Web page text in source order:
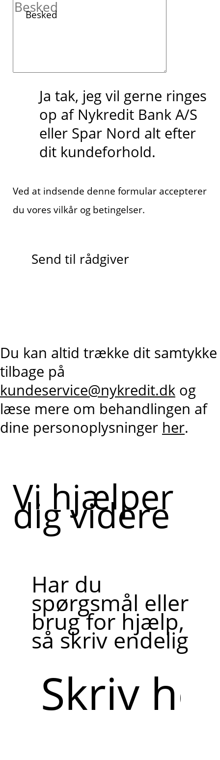
Besked
Ja tak, jeg vil gerne ringes
op af Nykredit Bank A/S
eller Spar Nord alt efter
dit kundeforhold.
Ved at indsende denne formular accepterer
du vores vilkår og betingelser.
Send til rådgiver
Du kan altid trække dit samtykke
tilbage på
kundeservice@nykredit.dk og
læse mere om behandlingen af
dine personoplysninger her.
Vi hjælper
dig videre
Har du
spørgsmål eller
brug for hjælp,
så skriv endelig
her